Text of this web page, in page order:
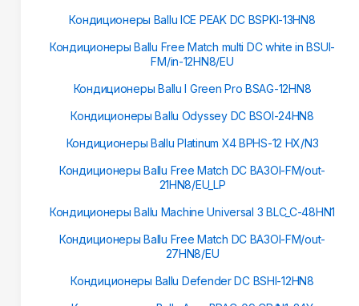
Кондиционеры Ballu ICE PEAK DC BSPKI-13HN8
Кондиционеры Ballu Free Match multi DC white in BSUI-
FM/in-12HN8/EU
Кондиционеры Ballu I Green Pro BSAG-12HN8
Кондиционеры Ballu Odyssey DC BSOI-24HN8
Кондиционеры Ballu Platinum X4 BPHS-12 HX/N3
Кондиционеры Ballu Free Match DC BA3OI-FM/out-
21HN8/EU_LP
Кондиционеры Ballu Machine Universal 3 BLC_C-48HN1
Кондиционеры Ballu Free Match DC BA3OI-FM/out-
27HN8/EU
Кондиционеры Ballu Defender DC BSHI-12HN8